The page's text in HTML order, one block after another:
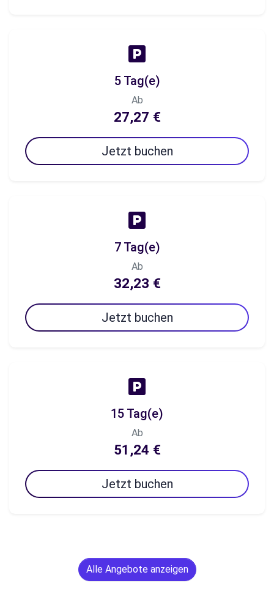
5 Tag(e)
Ab
27,27 €
Jetzt buchen
7 Tag(e)
Ab
32,23 €
Jetzt buchen
15 Tag(e)
Ab
51,24 €
Jetzt buchen
Alle Angebote anzeigen